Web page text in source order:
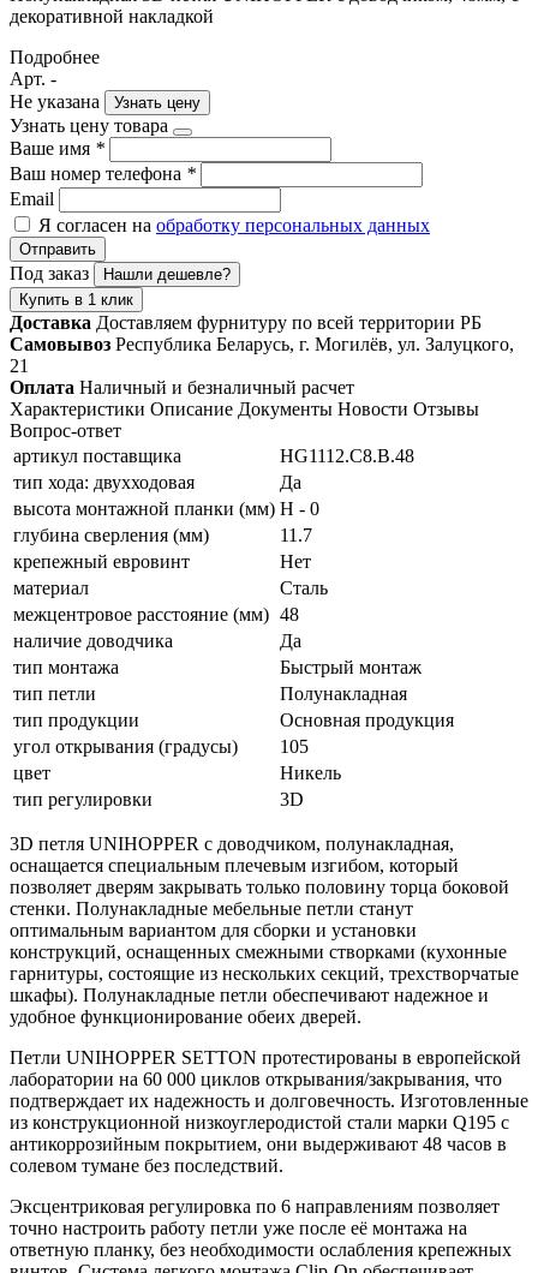
декоративной накладкой
Подробнее
Арт. -
Не указана
Узнать цену
Узнать цену товара
Ваше имя *
Ваш номер телефона *
Email
Я согласен на обработку персональных данных
Отправить
Под заказ
Нашли дешевле?
Купить в 1 клик
Доставка Доставляем фурнитуру по всей территории РБ
Самовывоз Республика Беларусь, г. Могилёв, ул. Залуцкого,
21
Оплата Наличный и безналичный расчет
Характеристики Описание Документы Новости Отзывы
Вопрос-ответ
артикул поставщика
HG1112.C8.B.48
тип хода: двухходовая
Да
высота монтажной планки (мм) Н - 0
глубина сверления (мм)
11.7
крепежный евровинт
Нет
материал
Сталь
межцентровое расстояние (мм) 48
наличие доводчика
Да
тип монтажа
Быстрый монтаж
тип петли
Полунакладная
тип продукции
Основная продукция
угол открывания (градусы)
105
цвет
Никель
тип регулировки
3D
3D петля UNIHOPPER с доводчиком, полунакладная,
оснащается специальным плечевым изгибом, который
позволяет дверям закрывать только половину торца боковой
стенки. Полунакладные мебельные петли станут
оптимальным вариантом для сборки и установки
конструкций, оснащенных смежными створками (кухонные
гарнитуры, состоящие из нескольких секций, трехстворчатые
шкафы). Полунакладные петли обеспечивают надежное и
удобное функционирование обеих дверей.
Петли UNIHOPPER SETTON протестированы в европейской
лаборатории на 60 000 циклов открывания/закрывания, что
подтверждает их надежность и долговечность. Изготовленные
из конструкционной низкоуглеродистой стали марки Q195 с
антикоррозийным покрытием, они выдерживают 48 часов в
солевом тумане без последствий.
Эксцентриковая регулировка по 6 направлениям позволяет
точно настроить работу петли уже после её монтажа на
ответную планку, без необходимости ослабления крепежных